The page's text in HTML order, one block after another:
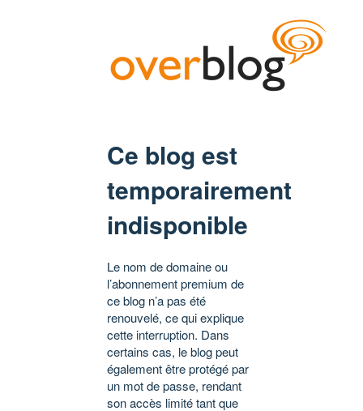
Ce blog est
temporairement
indisponible
Le nom de domaine ou
l’abonnement premium de
ce blog n’a pas été
renouvelé, ce qui explique
cette interruption. Dans
certains cas, le blog peut
également être protégé par
un mot de passe, rendant
son accès limité tant que